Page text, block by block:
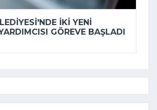
IKI YENI
GÖREVE BAŞLADI